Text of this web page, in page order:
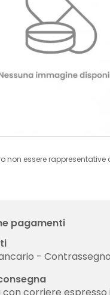
non essere rappresentative
pagamenti
-